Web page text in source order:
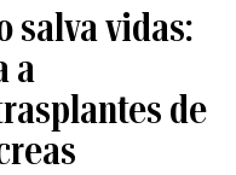
salva vidas:
a
de